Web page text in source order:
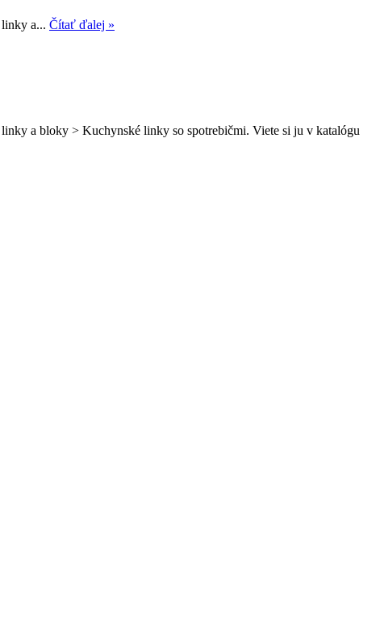
a... Čítať ďalej »
a bloky > Kuchynské linky so spotrebičmi. Viete si ju v katalógu